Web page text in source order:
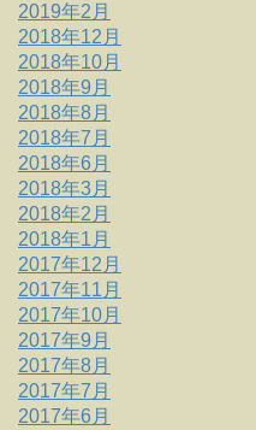
2019年2月
2018年12月
2018年10月
2018年9月
2018年8月
2018年7月
2018年6月
2018年3月
2018年2月
2018年1月
2017年12月
2017年11月
2017年10月
2017年9月
2017年8月
2017年7月
2017年6月